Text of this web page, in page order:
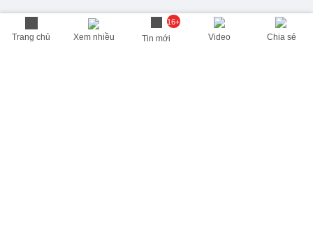
Trang chủ Xem nhiều
16+
Tin mới Video Chia sẻ